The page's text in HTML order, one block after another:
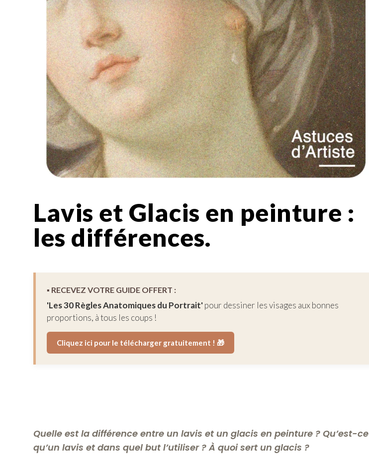
Lavis et Glacis en peinture :
les différences.
▪︎ RECEVEZ VOTRE GUIDE OFFERT :
'Les 30 Règles Anatomiques du Portrait'pour dessiner les visages aux bonnes
proportions, à tous les coups !
Cliquez ici pour le télécharger gratuitement ! 🎁
Quelle est la différence entre un lavis et un glacis en peinture ? Qu’est-ce
qu’un lavis et dans quel but l’utiliser ? À quoi sert un glacis ?